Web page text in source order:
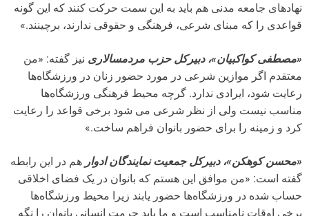
نهادهای جامعه مدنی هم باید به این سمت حرکت کنند که این گونه
قواعدی را که مبنای شرعی، فرهنگی و حقوقی ندارند، برچینند.»
«مصطفی کواکبیان»، دبیرکل حزب مردمسالاری نیز گفته: «من
معتقدم اگر موازین شرعی در مورد حضور زنان در ورزشگاه‌ها
رعایت شود، ایرادی ندارد. گرچه محیط فرهنگی ورزشگاه‌ها
مناسب نیست ولی از نظر شرعی می شود برخی قواعد را رعایت
کرد و زمینه را برای حضور بانوان فراهم ساخت.»
«محسن کوهکن»، دبیرکل جمعیت نمایندگان ادوار هم در این رابطه
گفته است: «من موافق این هستم که بانوان در یک فضای اخلاقی
حساب شده در ورزشگاه‌ها حضور یابند زیرا محیط ورزشگاه‌ها
برخی اوقات نامناسب است و ما باید حرمت انسانی بانوان را نگه